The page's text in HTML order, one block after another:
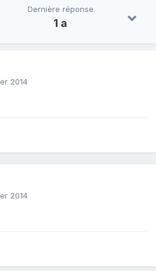
Dernière réponse
1 a
2014
2014